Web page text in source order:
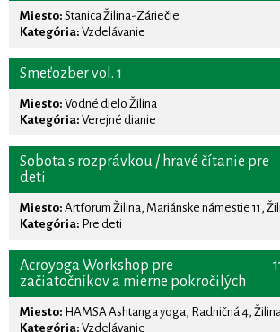
Miesto: Stanica Žilina-Záriečie
Kategória: Vzdelávanie
Smeťozber vol. 1
Miesto: Vodné dielo Žilina
Kategória: Verejné dianie
Sobota s rozprávkou / hravé čítanie pre
deti
Miesto: Artforum Žilina, Mariánske námestie 11,
Kategória: Pre deti
Acroyoga Workshop pre
začiatočníkov a mierne pokročilých
Miesto: HAMSA Ashtanga yoga, Radničná 4,
Kategória: Vzdelávanie